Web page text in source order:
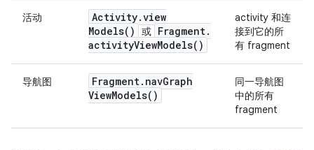
活动 Activity.view
Models( ) 或 Fragment.
activityViewModels( )
activity 和连
接到它的所
有 fragment
导航图 Fragment. navGraph
ViewModels( )
同一导航图
中的所有
fragment